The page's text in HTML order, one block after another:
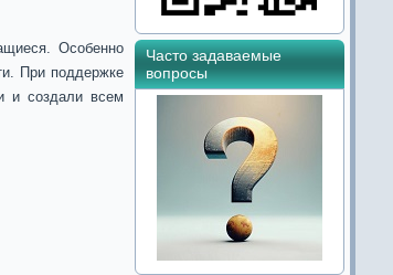
Особенно
При поддержке
и создали всем
Часто задаваемые
вопросы